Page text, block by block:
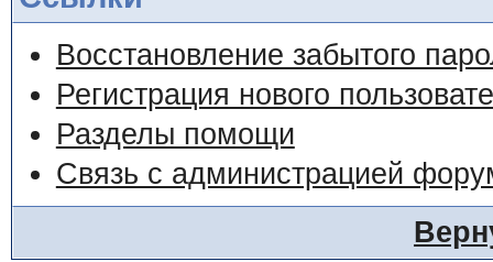
Восстановление забытого
Регистрация нового
Разделы помощи
Связь с администрацией